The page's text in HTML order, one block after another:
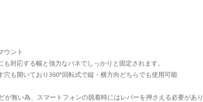
ウント
対応する幅と強力なバネでしっかりと固定されます。
穴も開いており360°回転式で縦・横方向どちらでも使用可能
無い為、スマートフォンの脱着時にはレバーを押さえる必要があり